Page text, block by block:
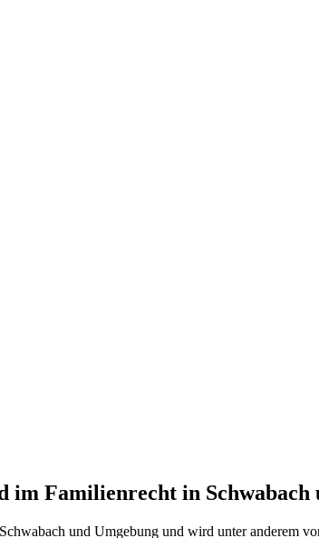
im Familienrecht in Schwabach
und Umgebung und wird unter anderem